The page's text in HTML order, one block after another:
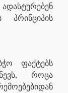
პრინციპის
ფაქტებს
როცა